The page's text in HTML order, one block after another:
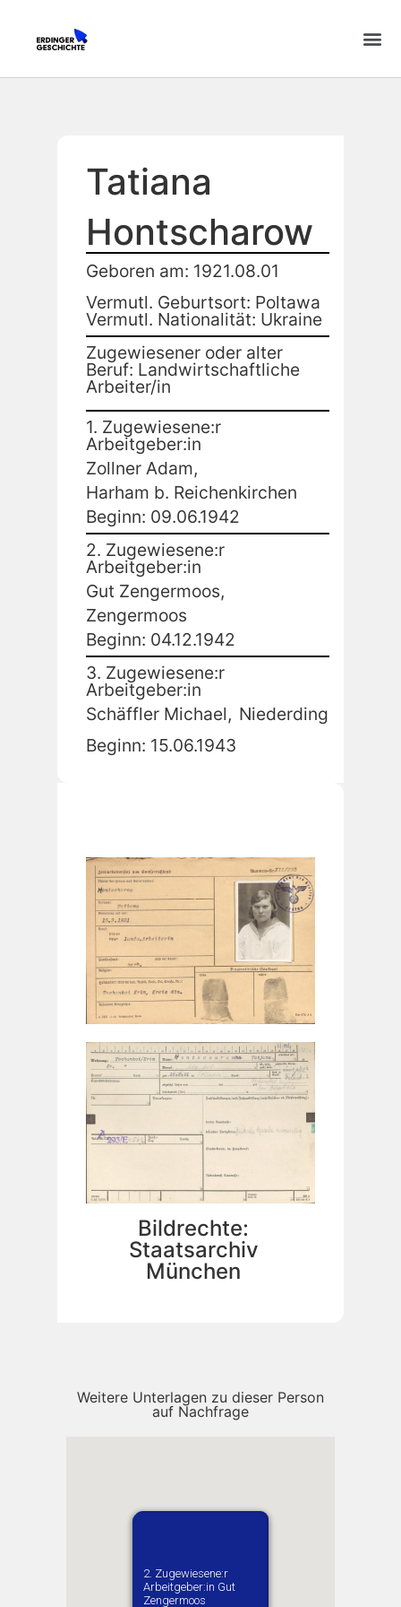
Tatiana
Hontscharow
Geboren am: 1921.08.01
Vermutl. Geburtsort: Poltawa
Vermutl. Nationalität: Ukraine
Zugewiesener oder alter
Beruf: Landwirtschaftliche
Arbeiter/in
1. Zugewiesene:r
Arbeitgeber:in
Zollner Adam,
Harham b. Reichenkirchen
Beginn: 09.06.1942
2. Zugewiesene:r
Arbeitgeber:in
Gut Zengermoos,
Zengermoos
Beginn: 04.12.1942
3. Zugewiesene:r
Arbeitgeber:in
Schäffler Michael, Niederding
Beginn: 15.06.1943
Bildrechte:
Staatsarchiv
München
Weitere Unterlagen zu dieser Person
auf Nachfrage
1. Zugewiesene:r
Arbeitgeber:in​ Zollner
Adam
2. Zugewiesene:r
Arbeitgeber:in​ Gut
Zengermoos